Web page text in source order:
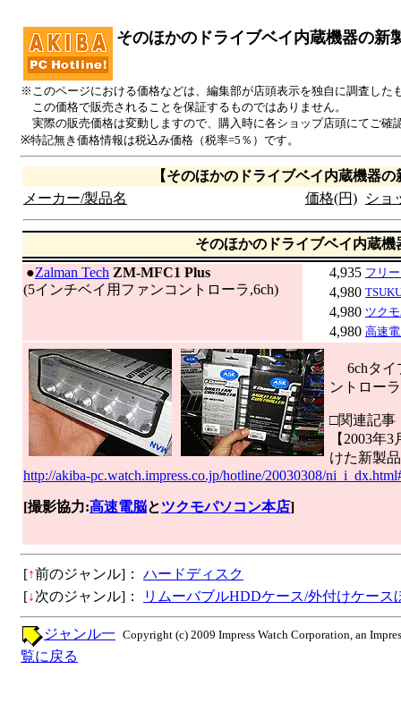
そのほかのドライブベイ内蔵機器の新
※このページにおける価格などは、編集部が店頭表示を独自に調査した
この価格で販売されることを保証するものではありません。
実際の販売価格は変動しますので、購入時に各ショップ店頭にてご確
※特記無き価格情報は税込み価格（税率=5％）です。
【そのほかのドライブベイ内蔵機器の
メーカー/製品名
価格(円) ショ
そのほかのドライブベイ内蔵機
●Zalman Tech ZM-MFC1 Plus
(5インチベイ用ファンコントローラ,6ch)
4,935 フリ
4,980
4,980 ツク
4,980 高速
6chタイ
ントロー
□関連記事
【2003年
けた新製
http://akiba-pc.watch.impress.co.jp/hotline/20030308/
[撮影協力:高速電脳とツクモパソコン本店]
[↑前のジャンル]：
ハードディスク
[↓次のジャンル]： リムーバブルHDDケース/外付けケース
Copyright (c) 2009 Impress Watch Corporation, an
ジャンル一
覧に戻る